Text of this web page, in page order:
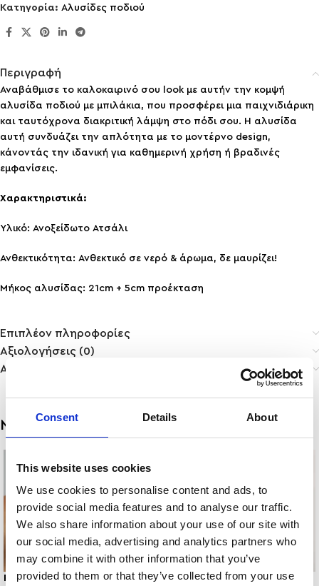
Consent Details About
This website uses cookies
We use cookies to personalise content and ads, to
provide social media features and to analyse our traffic.
We also share information about your use of our site with
our social media, advertising and analytics partners who
may combine it with other information that you’ve
provided to them or that they’ve collected from your use
Κατηγορία: Aλυσίδες ποδιού
Περιγραφή
Αναβάθμισε το καλοκαιρινό σου look με αυτήν την κομψή
αλυσίδα ποδιού με μπιλάκια, που προσφέρει μια παιχνιδιάρικη
και ταυτόχρονα διακριτική λάμψη στο πόδι σου. Η αλυσίδα
αυτή συνδυάζει την απλότητα με το μοντέρνο design,
κάνοντάς την ιδανική για καθημερινή χρήση ή βραδινές
εμφανίσεις.
Χαρακτηριστικά:
Υλικό: Ανοξείδωτο Ατσάλι
Ανθεκτικότητα: Ανθεκτικό σε νερό & άρωμα, δε μαυρίζει!
Μήκος αλυσίδας: 21cm + 5cm προέκταση
Επιπλέον πληροφορίες
Αξιολογήσεις (0)
Αποστολή & Παράδοση
Μπορεί επίσης να σας αρέσει…
PRECIOUS ALLOVER PRECIOUS – Χρυσό